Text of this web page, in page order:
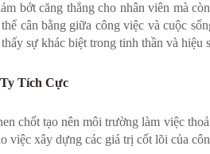
bớt căng thẳng cho nhân viên mà
cân bằng giữa công việc và cuộc
sự khác biệt trong tinh thần và hiệu
Tích Cực
chốt tạo nên môi trường làm việc
việc xây dựng các giá trị cốt lõi của